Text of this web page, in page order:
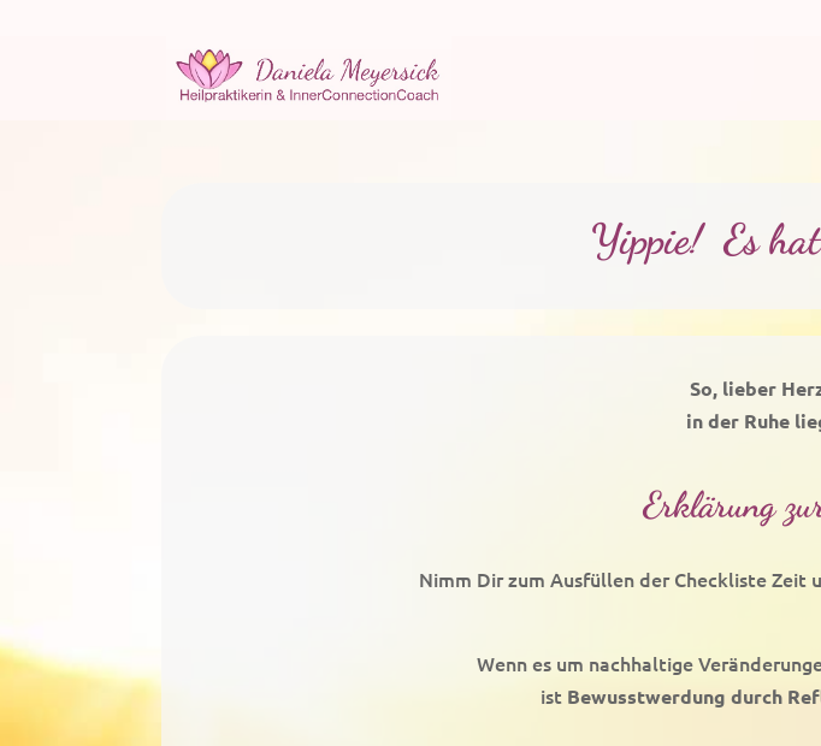
Yippie! Es
So, lieber
in der Ruhe
Erklärung
Nimm Dir zum Ausfüllen der Checkliste Zeit
Wenn es um nachhaltige
ist Bewusstwerdung durch